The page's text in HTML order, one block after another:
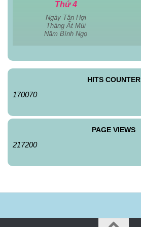
Thứ 4
Ngày Tân Hợi
Tháng Ất Mùi
Năm Bính Ngọ
HITS COUNTER
170070
PAGE VIEWS
217200